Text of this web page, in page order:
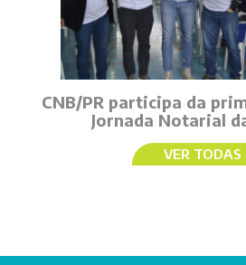
CNB/PR participa da
Jornada Notarial
VER TODAS